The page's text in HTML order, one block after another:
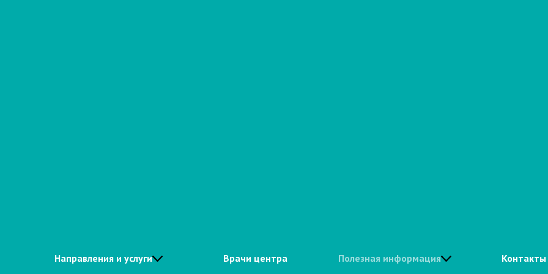
Направления и услуги Врачи центра Полезная информация Контакты